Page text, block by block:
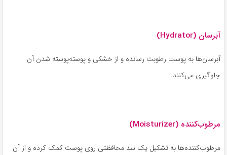
آبرسان (Hydrator)
آبرسان‌ها به پوست رطوبت رسانده و از خشکی و پوسته‌پوسته شدن آن
جلوگیری می‌کنند.
مرطوب‌کننده (Moisturizer)
مرطوب‌کننده‌ها به تشکیل یک سد محافظتی روی پوست کمک کرده و از آن